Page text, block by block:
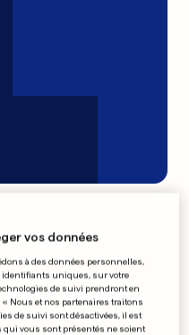
et Anderlecht en
favorable
vos données
à des données personnelles,
identifiants uniques, sur votre
de suivi prendront en
Nous et nos partenaires traitons
de suivi sont désactivées, il est
vous sont présentés ne soient